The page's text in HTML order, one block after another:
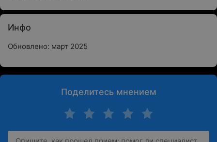
Инфо
Обновлено: март 2025
Поделитесь мнением